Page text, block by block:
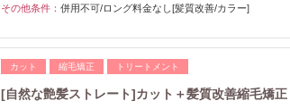
その他条件： 併用不可/ロング料金なし[髪質改善/カラー]
カット 縮毛矯正 トリートメント
[自然な艶髪ストレート]カット＋髪質改善縮毛矯